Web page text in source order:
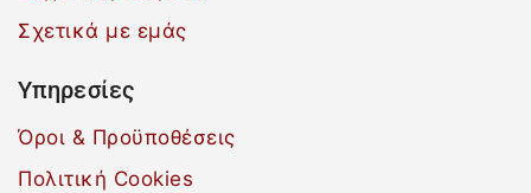
Σχετικά με εμάς
Υπηρεσίες
Όροι & Προϋποθέσεις
Πολιτική Cookies